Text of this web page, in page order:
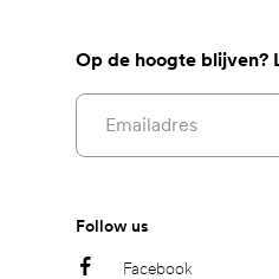
Op de hoogte blijven?
Email address
Follow us
Facebook